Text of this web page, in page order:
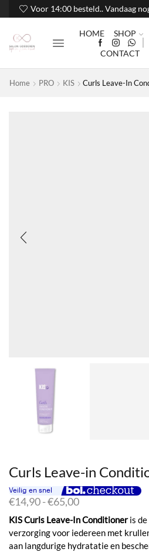
Voor 14:00 besteld.. Vandaag
HOME SHOP
CONTACT
Home PRO KIS Curls Leave-In
Curls Leave-in
€14,90-€65,00Prijsklasse:
€14,90
tot
€65,00
KIS Curls Leave-In Conditioneris de
verzorging voor iedereen met
aan langdurige hydratatie en